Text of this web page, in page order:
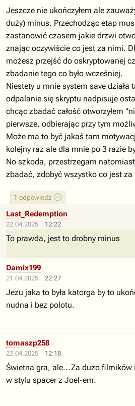
1 odpowiedź
Jeszcze nie ukończyłem ale
duży) minus. Przechodząc etap
zastanowić czasem jakie drzwi
znając oczywiście co jest za nimi.
możesz przejść do oskryptowanej
zbadanie tego co było wcześniej.
Niestety u mnie system save działa
odpalanie się skryptu nadpisuje
chcąc zbadać całość otworzyłem
pierwsze, odbierając przy tym
Może ma to być jakaś tam
kolejny raz ale dla mnie po 3 razie
No szkoda, przestrzegam
zbadać, zdobyć wszystko co jest
22.04.2025 12:22
Last_Redemption
To prawda, jest to drobny minus
21.04.2025 22:27
Damix199
Jezu jaka to była katorga by to
nudna i bez polotu.
22.04.2025 12:18
tomaszp258
Świetna gra, ale...Za dużo filmików
w stylu spacer z Joel-em.